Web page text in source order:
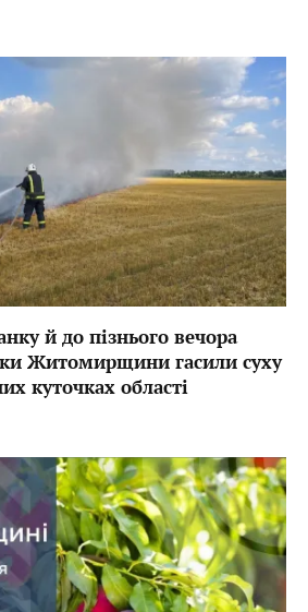
й до пізнього вечора
Житомирщини гасили суху
куточках області